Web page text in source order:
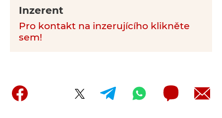
Inzerent
Pro kontakt na inzerujícího klikněte
sem!